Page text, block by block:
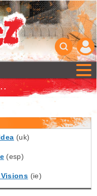
(uk)
(esp)
(ie)